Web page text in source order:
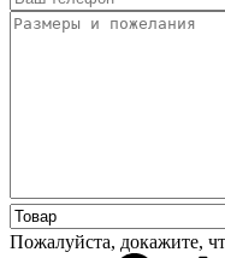
Пожалуйста, докажите,